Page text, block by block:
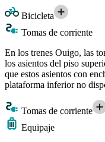
Bicicleta
Tomas de corriente
En los trenes Ouigo, las
los asientos del piso
que estos asientos con
plataforma inferior no
Tomas de corriente
Equipaje